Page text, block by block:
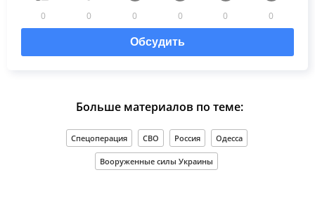
0 0 0 0 0 0
Обсудить
Больше материалов по теме:
Спецоперация СВО Россия Одесса
Вооруженные силы Украины